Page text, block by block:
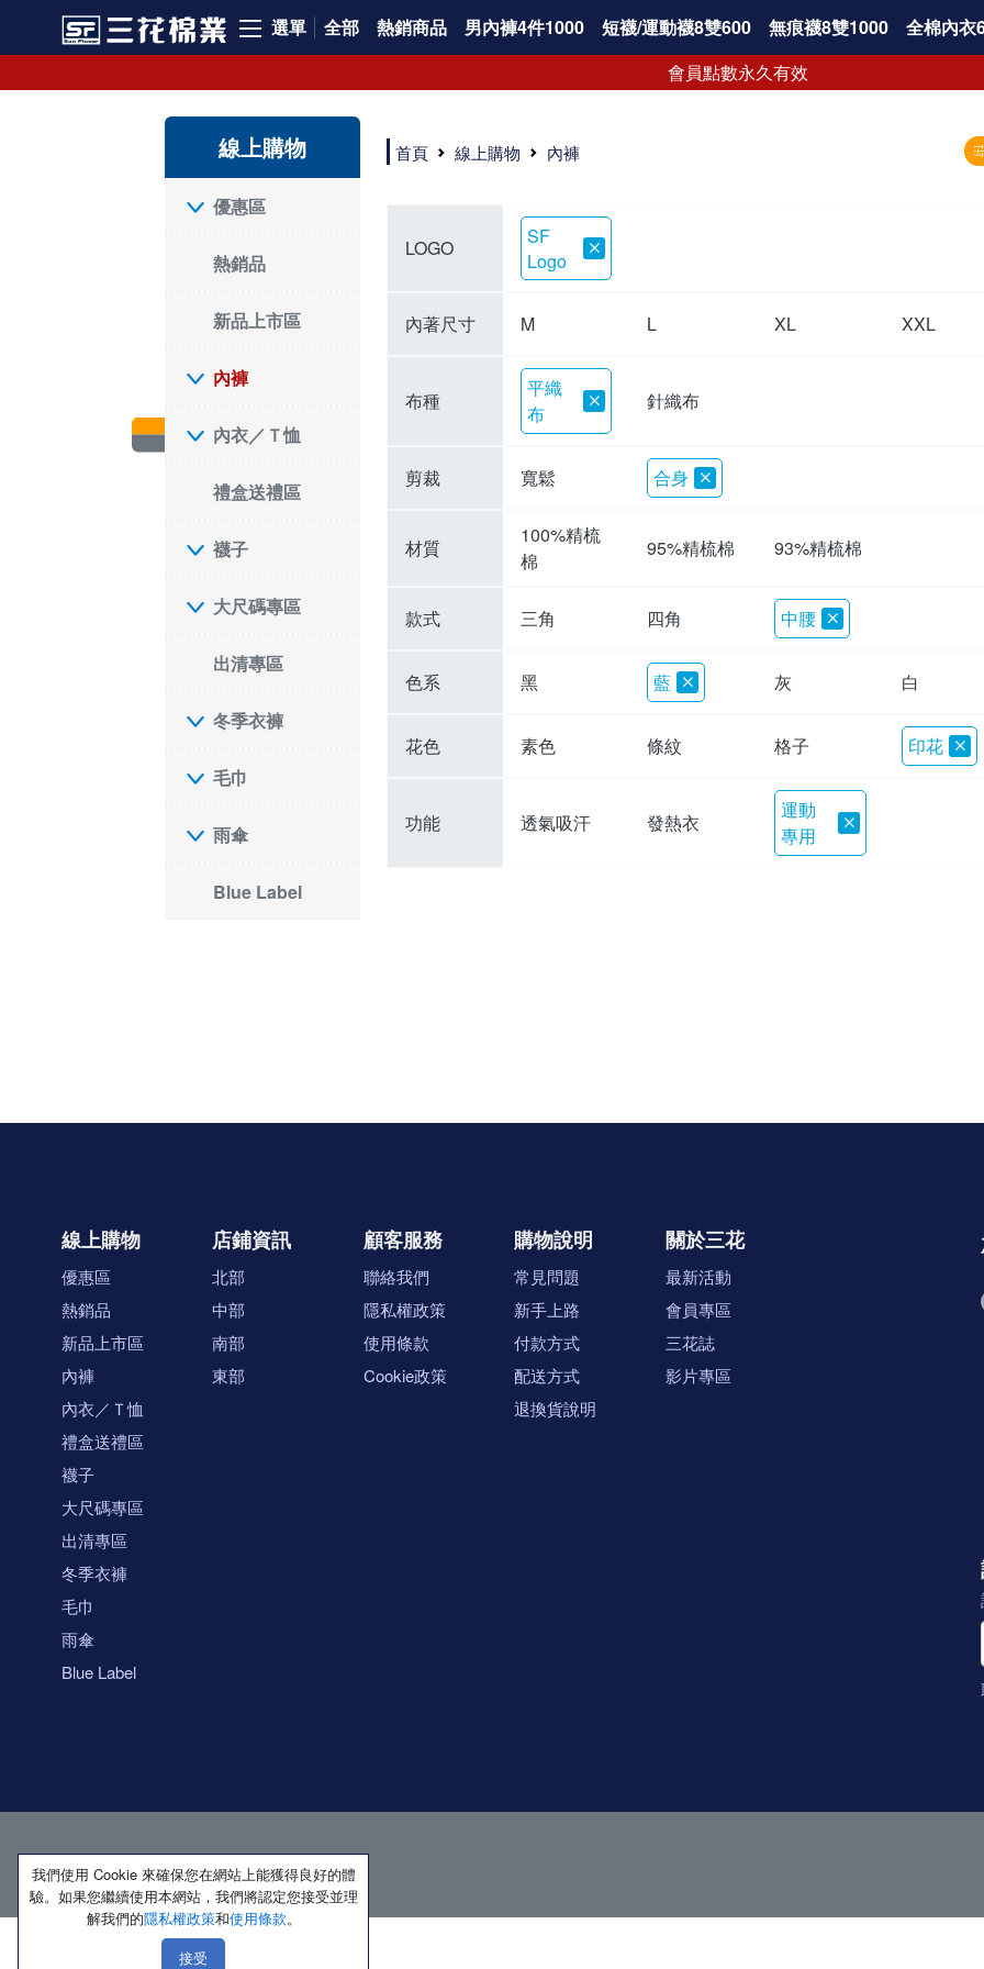
選單 全部 熱銷商品 男內褲4件1000 短襪/運動襪8雙600 無痕襪8雙1000 全棉內衣
會員點數永久有效
線上購物
優惠區
熱銷品
新品上市區
內褲
內衣／Ｔ恤
禮盒送禮區
襪子
大尺碼專區
出清專區
冬季衣褲
毛巾
雨傘
Blue Label
選擇內褲、平口褲、純棉內褲首重品質。舒適、透氣的內褲、平口褲、純棉內褲能影響健康，須謹慎挑選。三花內褲透氣不悶，值得信賴！
三花內褲、平口褲、純棉內褲50年來持續升級，符合人體工學設計，柔軟無勒痕的鬆緊帶。三花內褲是肌膚好友，口碑熱銷！
選擇內褲首重品質。三花內褲50年來不斷升級，證明其卓越品質。符合人體工學剪裁，柔軟無痕鬆緊帶，是必買首選。兼具品質與外型，與肌膚零感接觸，穿著舒適，看來有質感。三花內褲設計獨特，質料優良，專業剪裁，呵護肌膚。新鮮高品質棉材製成，多款選擇，耐洗耐穿，三花內褲絕對首選。
"內褲購買及使用經驗網友來信分享 近年來，我經常在大型連鎖賣場如佳瑪、美華泰等地看到三花內褲的展示。最近一兩年，甚至百貨公司及街頭店鋪都開始大量出現三花專櫃或專賣店。我猜測，這應該是三花在營運策略上的調整，才使得這些改變成為現實。 本來，三花內褲一直是消費者選購內褲時的熱門選項之一。內褲櫃點的增多使我更加注意到這個品牌，因此我在選購內褲時，特意多研究了一下三花內褲的設計。 先從內褲外層包裝談起，有些內褲有PP袋包裝，有些則沒有。雖然這是一件小事，但我發現朋友們中有人會介意內褲包裝沒有PP袋。他們認為沒有PP袋會使包裝不夠精美。對我來說，有PP袋確實能提升包裝的精緻度，但內褲不裝PP袋其實也算是環保。所以，這就看每個人對內褲包裝的需求和感受了。 每次購買內褲時，我都會特別帶一件五片式剪裁的內褲。三花的平口內褲被稱為全國第一件五片式剪裁內褲，這話應該不是隨便說說的，畢竟三花是一個擁有超過50年歷史的老品牌，專注於研發和改良內褲。當初，我覺得這種設計有些花俏，只是圖個新鮮買來試試，結果發現內褲多一片真的有其優勢，尤其是減少了內褲卡屁的次數。雖然這個狀況不可能完全消失，但大大增加了穿著的舒適度。 三花內褲的價格也在我能接受的範圍內，因此它逐漸成為我的心頭好。此外，內褲選購時的另一個重要因素是鬆緊帶。看內褲是否舊了，第一眼通常看鬆緊帶。故意或不小心露出內褲褲頭的時候，印象分數也是由鬆緊帶決定的。 很多內褲品牌強調鬆緊帶的造型及花樣，這類內褲非常適合一些特殊場合，如單身聯誼或約會時穿著，能夠加分不少。日常使用的內褲則建議選擇鬆緊帶不易鬆垮的，花樣其次。三花特別強調內褲鬆緊帶的耐洗度，而其他品牌鮮少提及這一點。 分場合選擇內褲是我的習慣。特殊場合內褲要講究一點，但平日則需要選擇鬆緊帶有保障的內褲。畢竟，內褲是每天陪伴我們超過12個小時的衣物，找到適合自己且耐洗耐穿高CP值的內褲才是最明智的選擇。 內褲畢竟是消耗品，定期更換非常重要。如果內褲沾染到髒污或處於潮濕的環境，就不應該撐太久。這是因為內褲長期接觸身體的重要部位，所以選擇和保養都要謹慎。 以上是我個人的內褲使用分享，並非業配，不代表任何人的立場。內褲還是要以自身體驗最為準確。希望大家都能找到適合自己的內褲，並多多支持台灣品牌。"
首頁 線上購物 內褲
LOGO
SF
Logo
內著尺寸 M L XL XXL
布種
平織
布
針織布
剪裁 寬鬆 合身
材質
100%精梳
棉
95%精梳棉 93%精梳棉
款式 三角 四角 中腰
色系 黑 藍 灰 白
花色 素色 條紋 格子 印花
功能 透氣吸汗 發熱衣
運動
專用
線上購物
優惠區
熱銷品
新品上市區
內褲
內衣／Ｔ恤
禮盒送禮區
襪子
大尺碼專區
出清專區
冬季衣褲
毛巾
雨傘
Blue Label
店鋪資訊
北部
中部
南部
東部
顧客服務
聯絡我們
隱私權政策
使用條款
Cookie政策
購物說明
常見問題
新手上路
付款方式
配送方式
退換貨說明
關於三花
最新活動
會員專區
三花誌
影片專區
著作權所有 保留一切權利
我們使用 Cookie 來確保您在網站上能獲得良好的體
驗。如果您繼續使用本網站，我們將認定您接受並理
解我們的隱私權政策和使用條款。
接受